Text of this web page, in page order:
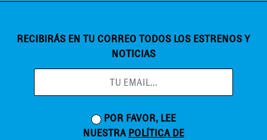
RECIBIRÁS EN TU CORREO TODOS LOS ESTRENOS Y
NOTICIAS
POR FAVOR, LEE
NUESTRA POLÍTICA DE